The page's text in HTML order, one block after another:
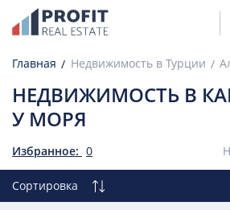
Главная Недвижимость в Турции
НЕДВИЖИМОСТЬ В
У МОРЯ
Избранное: 0
Сортировка